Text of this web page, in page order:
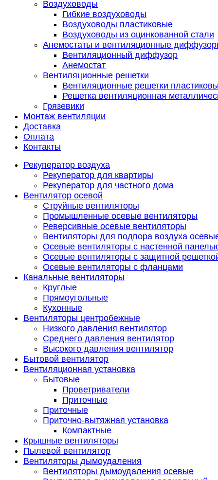
Воздуховоды
Гибкие воздуховоды
Воздуховоды пластиковые
Воздуховоды из оцинкованной стали
Анемостаты и вентиляционные
Вентиляционный диффузор
Анемостат
Вентиляционные решетки
Вентиляционные решетки
Решетка вентиляционная
Грязевики
Монтаж вентиляции
Доставка
Оплата
Контакты
Рекуператор воздуха
Рекуператор для квартиры
Рекуператор для частного дома
Вентилятор осевой
Струйные вентиляторы
Промышленные осевые вентиляторы
Реверсивные осевые вентиляторы
Вентиляторы для подпора воздуха
Осевые вентиляторы с настенной
Осевые вентиляторы с защитной
Осевые вентиляторы с фланцами
Канальные вентиляторы
Круглые
Прямоугольные
Кухонные
Вентиляторы центробежные
Низкого давления вентилятор
Среднего давления вентилятор
Высокого давления вентилятор
Бытовой вентилятор
Вентиляционная установка
Бытовые
Проветриватели
Приточные
Приточные
Приточно-вытяжная установка
Компактные
Крышные вентиляторы
Пылевой вентилятор
Вентиляторы дымоудаления
Вентиляторы дымоудаления осевые